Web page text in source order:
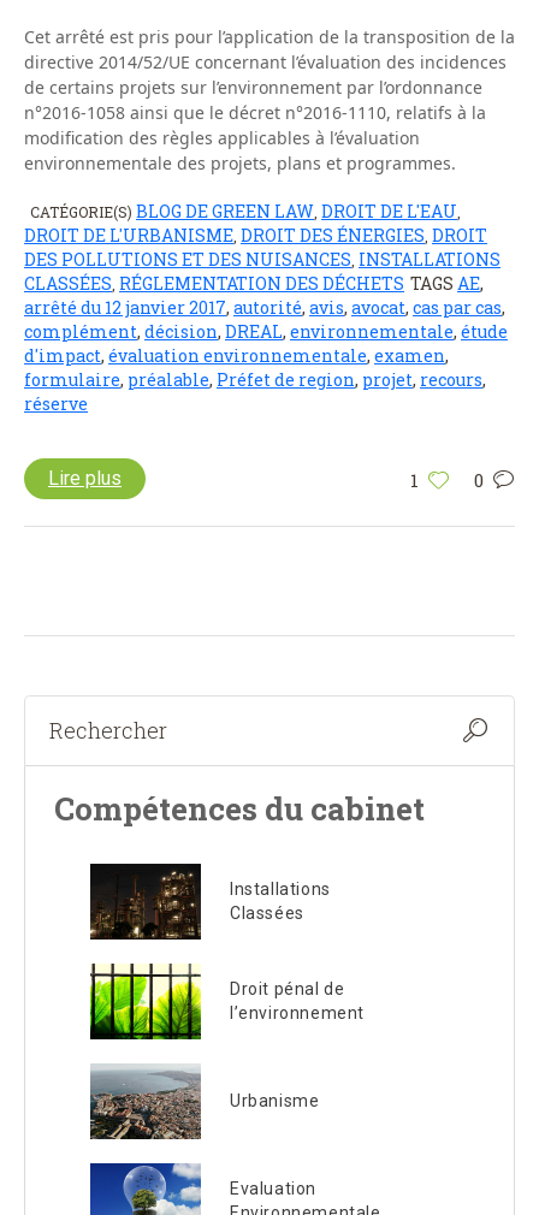
Cet arrêté est pris pour l’application de la transposition de la
directive 2014/52/UE concernant l’évaluation des incidences
de certains projets sur l’environnement par l’ordonnance
n°2016-1058 ainsi que le décret n°2016-1110, relatifs à la
modification des règles applicables à l’évaluation
environnementale des projets, plans et programmes.
CATÉGORIE(S) BLOG DE GREEN LAW DROIT DE L'EAU
DROIT DE L'URBANISME DROIT DES ÉNERGIES DROIT
DES POLLUTIONS ET DES NUISANCES INSTALLATIONS
CLASSÉES RÉGLEMENTATION DES DÉCHETS TAGS AE,
arrêté du 12 janvier 2017, autorité, avis, avocat, cas par cas,
complément, décision, DREAL, environnementale, étude
d'impact, évaluation environnementale, examen,
formulaire, préalable, Préfet de region, projet, recours,
réserve
1 0
Lire plus
Compétences du cabinet
Installations
Classées
Droit pénal de
l’environnement
Urbanisme
Evaluation